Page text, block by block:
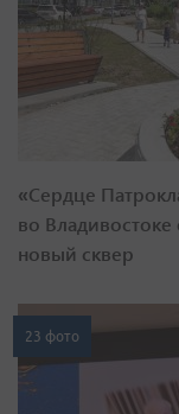
«Сердце
во Владивостоке
новый сквер
23 фото